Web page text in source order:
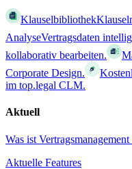
Klauselbibliothek
AnalyseVertragsdaten
kollaborativ bearbeiten.
Corporate Design.
im top.legal CLM.
Aktuell
Was ist
Aktuelle Features